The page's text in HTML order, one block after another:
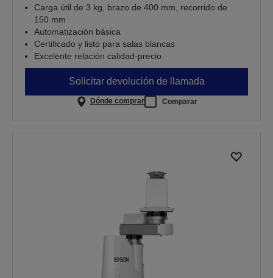
Carga útil de 3 kg, brazo de 400 mm, recorrido de
150 mm
Automatización básica
Certificado y listo para salas blancas
Excelente relación calidad-precio
Solicitar devolución de llamada
Dónde comprar Comparar